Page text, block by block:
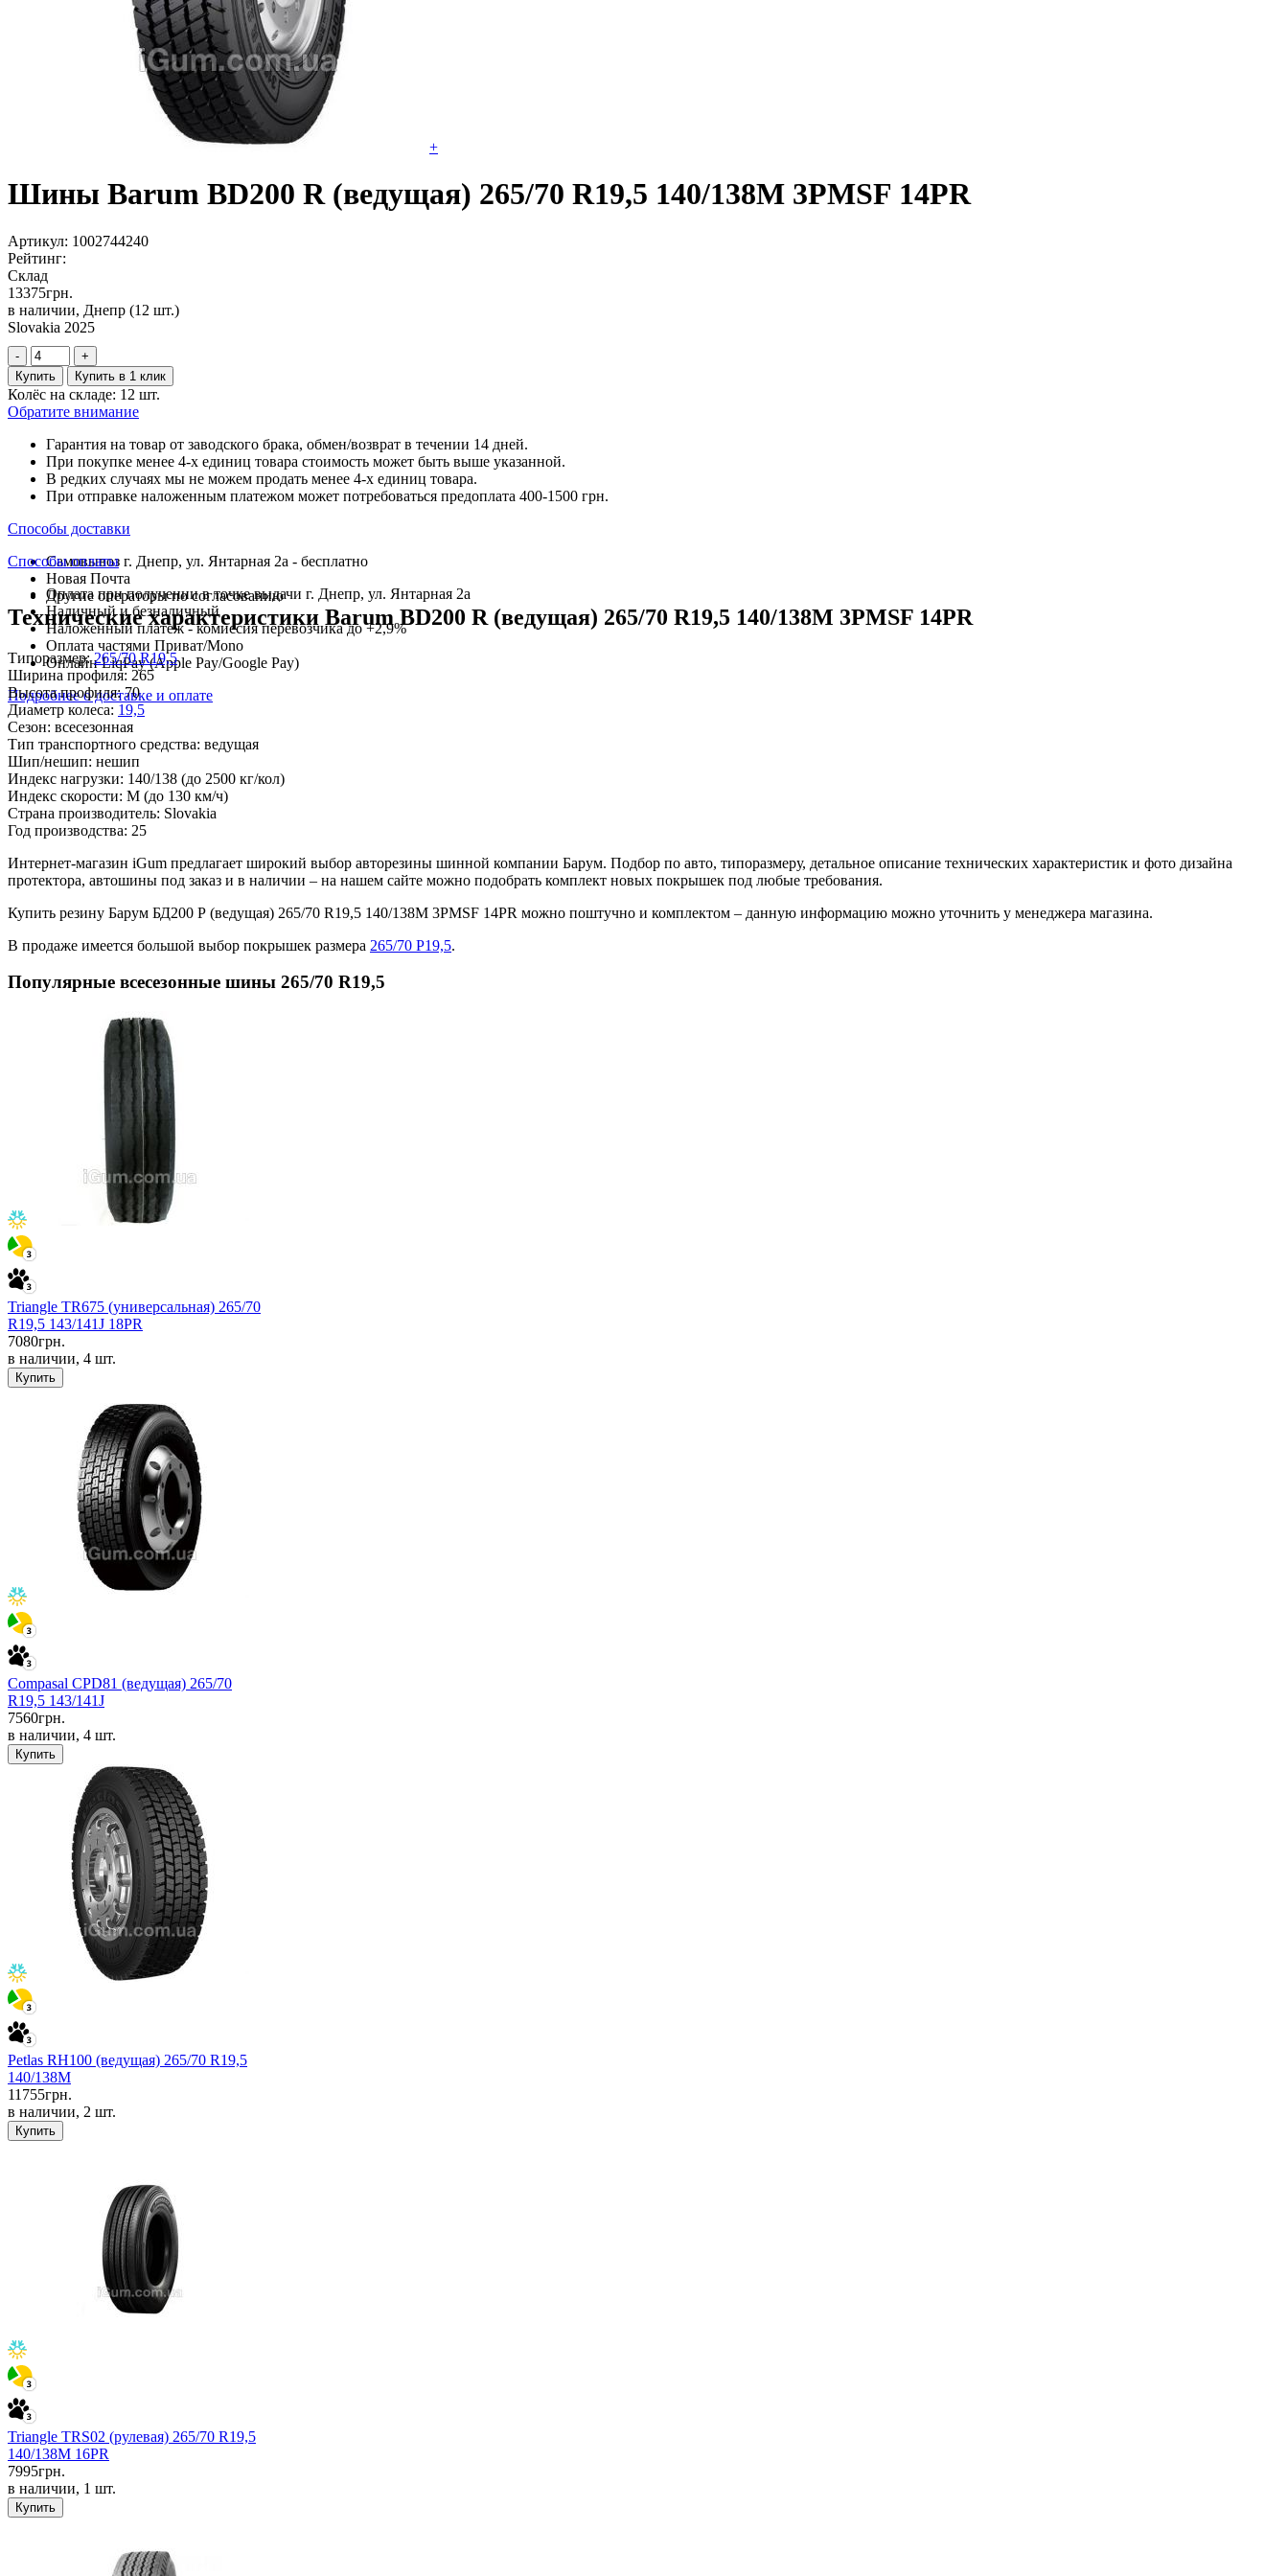
+
Шины Barum BD200 R (ведущая) 265/70 R19,5 140/138M 3PMSF 14PR
Артикул: 1002744240
Рейтинг:
Склад
13375грн.
в наличии, Днепр (12 шт.)
Slovakia 2025
-
+
Купить
Купить в 1 клик
Колёс на складе: 12 шт.
Обратите внимание
Гарантия на товар от заводского брака, обмен/возврат в течении 14 дней.
При покупке менее 4-х единиц товара стоимость может быть выше указанной.
В редких случаях мы не можем продать менее 4-х единиц товара.
При отправке наложенным платежом может потребоваться предоплата 400-1500 грн.
Способы доставки
Самовывоз г. Днепр, ул. Янтарная 2а - бесплатно
Новая Почта
Другие операторы по согласованию
Способы оплаты
Оплата при получении в точке выдачи г. Днепр, ул. Янтарная 2а
Наличный и безналичный
Наложенный платеж - комиссия перевозчика до +2,9%
Оплата частями Приват/Mono
Онлайн LiqPay (Apple Pay/Google Pay)
Подробнее о доставке и оплате
Технические характеристики Barum BD200 R (ведущая) 265/70 R19,5 140/138M 3PMSF 14PR
Типоразмер:265/70 R19,5
Ширина профиля: 265
Высота профиля:70
Диаметр колеса: 19,5
Сезон: всесезонная
Тип транспортного средства: ведущая
Шип/нешип: нешип
Индекс нагрузки: 140/138 (до 2500 кг/кол)
Индекс скорости: M (до 130 км/ч)
Страна производитель: Slovakia
Год производства: 25
Интернет-магазин iGum предлагает широкий выбор авторезины шинной компании Барум. Подбор по авто, типоразмеру, детальное описание технических характеристик и фото дизайна
протектора, автошины под заказ и в наличии – на нашем сайте можно подобрать комплект новых покрышек под любые требования.
Купить резину Барум БД200 Р (ведущая) 265/70 R19,5 140/138M 3PMSF 14PR можно поштучно и комплектом – данную информацию можно уточнить у менеджера магазина.
В продаже имеется большой выбор покрышек размера 265/70 Р19,5.
Популярные всесезонные шины 265/70 R19,5
Triangle TR675 (универсальная) 265/70
R19,5 143/141J 18PR
7080грн.
в наличии, 4 шт.
Купить
Compasal CPD81 (ведущая) 265/70
R19,5 143/141J
7560грн.
в наличии, 4 шт.
Купить
Petlas RH100 (ведущая) 265/70 R19,5
140/138M
11755грн.
в наличии, 2 шт.
Купить
Triangle TRS02 (рулевая) 265/70 R19,5
140/138M 16PR
7995грн.
в наличии, 1 шт.
Купить